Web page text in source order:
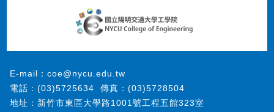
E-mail：coe@nycu.edu.tw
電話：(03)5725634
傳真：(03)5728504
地址：新竹市東區大學路1001號工程五館323室